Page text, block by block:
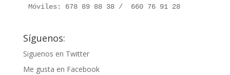
Móviles: 678 89 88 38 /  660 76 91 28
Síguenos:
Siguenos en Twitter
Me gusta en Facebook